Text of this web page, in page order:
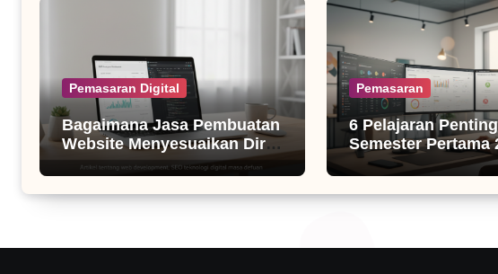
Pemasaran Digital
Bagaimana Jasa Pembuatan
Website Menyesuaikan Diri
dengan Algoritma SEO Masa
Kini
Pemasaran
6 Pelajaran
Semester Pertama
untuk Bisnis